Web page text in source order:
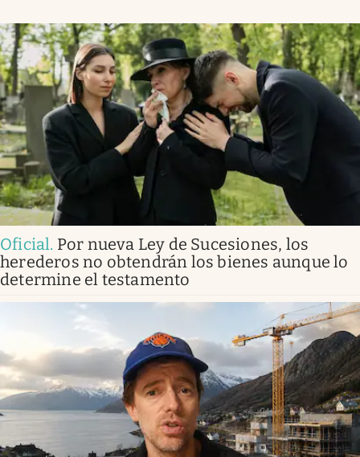
Oficial. Por nueva Ley de Sucesiones, los
herederos no obtendrán los bienes aunque lo
determine el testamento